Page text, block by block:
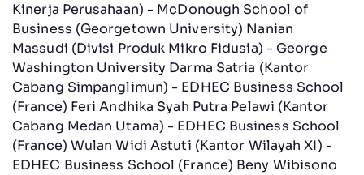
Kinerja Perusahaan) - McDonough School of
Business (Georgetown University) Nanian
Massudi (Divisi Produk Mikro Fidusia) - George
Washington University Darma Satria (Kantor
Cabang Simpanglimun) - EDHEC Business School
(France) Feri Andhika Syah Putra Pelawi (Kantor
Cabang Medan Utama) - EDHEC Business School
(France) Wulan Widi Astuti (Kantor Wilayah XI) -
EDHEC Business School (France) Beny Wibisono